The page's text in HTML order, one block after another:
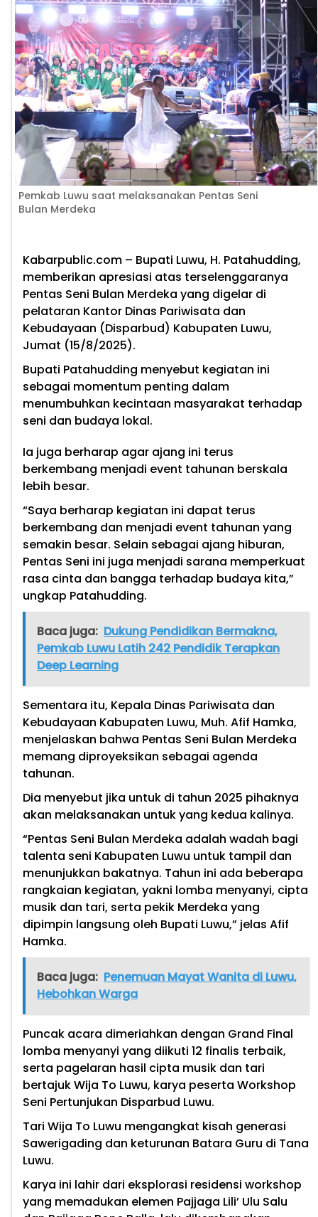
Pemkab Luwu saat melaksanakan Pentas Seni
Bulan Merdeka
Kabarpublic.com – Bupati Luwu, H. Patahudding,
memberikan apresiasi atas terselenggaranya
Pentas Seni Bulan Merdeka yang digelar di
pelataran Kantor Dinas Pariwisata dan
Kebudayaan (Disparbud) Kabupaten Luwu,
Jumat (15/8/2025).
Bupati Patahudding menyebut kegiatan ini
sebagai momentum penting dalam
menumbuhkan kecintaan masyarakat terhadap
seni dan budaya lokal.
Ia juga berharap agar ajang ini terus
berkembang menjadi event tahunan berskala
lebih besar.
“Saya berharap kegiatan ini dapat terus
berkembang dan menjadi event tahunan yang
semakin besar. Selain sebagai ajang hiburan,
Pentas Seni ini juga menjadi sarana memperkuat
rasa cinta dan bangga terhadap budaya kita,”
ungkap Patahudding.
Baca juga: Dukung Pendidikan Bermakna,
Pemkab Luwu Latih 242 Pendidik Terapkan
Deep Learning
Sementara itu, Kepala Dinas Pariwisata dan
Kebudayaan Kabupaten Luwu, Muh. Afif Hamka,
menjelaskan bahwa Pentas Seni Bulan Merdeka
memang diproyeksikan sebagai agenda
tahunan.
Dia menyebut jika untuk di tahun 2025 pihaknya
akan melaksanakan untuk yang kedua kalinya.
“Pentas Seni Bulan Merdeka adalah wadah bagi
talenta seni Kabupaten Luwu untuk tampil dan
menunjukkan bakatnya. Tahun ini ada beberapa
rangkaian kegiatan, yakni lomba menyanyi, cipta
musik dan tari, serta pekik Merdeka yang
dipimpin langsung oleh Bupati Luwu,” jelas Afif
Hamka.
Baca juga: Penemuan Mayat Wanita di Luwu,
Hebohkan Warga
Puncak acara dimeriahkan dengan Grand Final
lomba menyanyi yang diikuti 12 finalis terbaik,
serta pagelaran hasil cipta musik dan tari
bertajuk Wija To Luwu, karya peserta Workshop
Seni Pertunjukan Disparbud Luwu.
Tari Wija To Luwu mengangkat kisah generasi
Sawerigading dan keturunan Batara Guru di Tana
Luwu.
Karya ini lahir dari eksplorasi residensi workshop
yang memadukan elemen Pajjaga Lili’ Ulu Salu